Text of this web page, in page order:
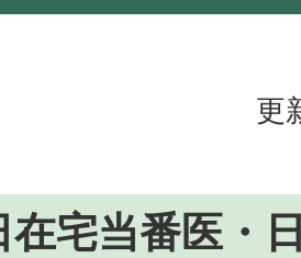
更
在宅当番医・